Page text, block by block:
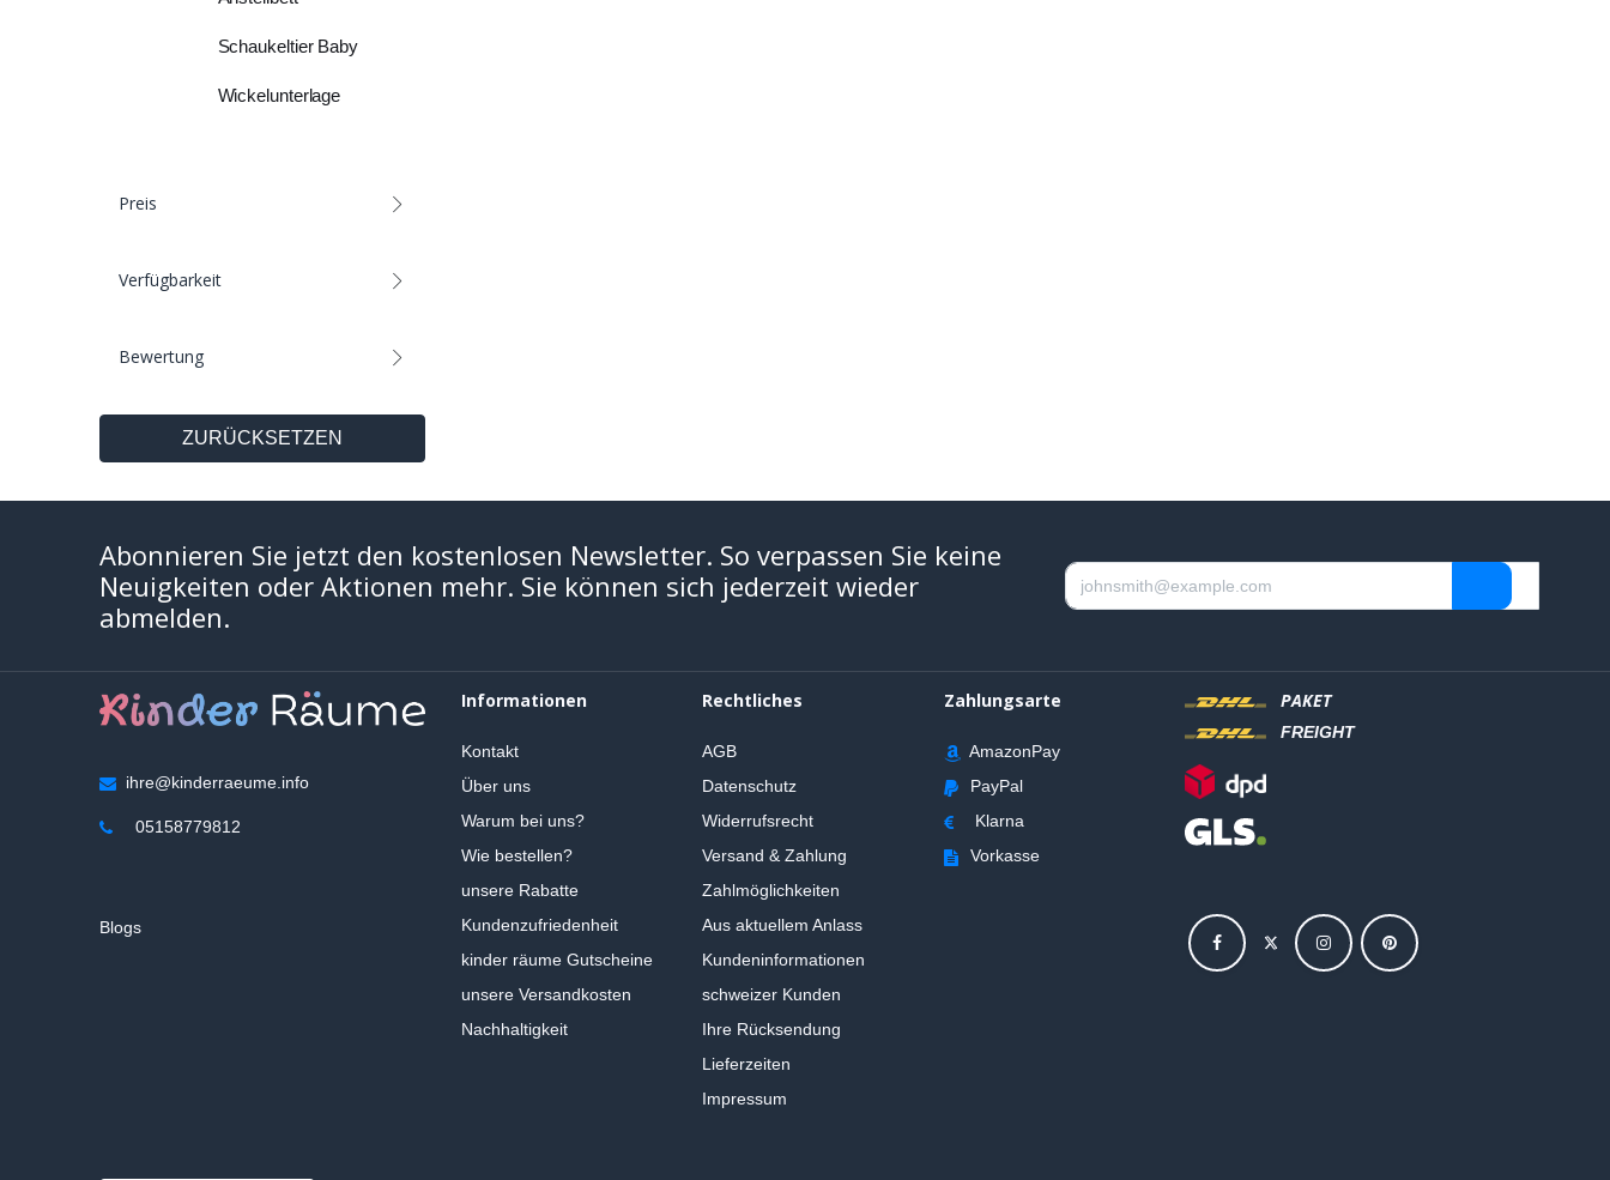
Schaukeltier Baby
Wickelunterlage
Preis
Verfügbarkeit
Bewertung
ZURÜCKSETZEN
Abonnieren Sie jetzt den kostenlosen Newsletter. So verpassen Sie keine
Neuigkeiten oder Aktionen mehr. Sie können sich jederzeit wieder
abmelden.
ihre@kinderraeume.info
05158779812
Blogs
Informationen
Kontakt
Über uns
Warum bei uns?
Wie bestellen?
unsere Rabatte
Kundenzufriedenheit
kinder räume Gutscheine
unsere Versandkosten
Nachhaltigkeit
Rechtliches
AGB
Datenschutz
Widerrufsrecht
Versand & Zahlung
Zahlmöglichkeiten
Aus aktuellem Anlass
Kundeninformationen
schweizer Kunden
Ihre Rücksendung
Lieferzeiten
Impressum
Zahlungsarte
AmazonPay
PayPal
Klarna
Vorkasse
PAKET
FREIGHT